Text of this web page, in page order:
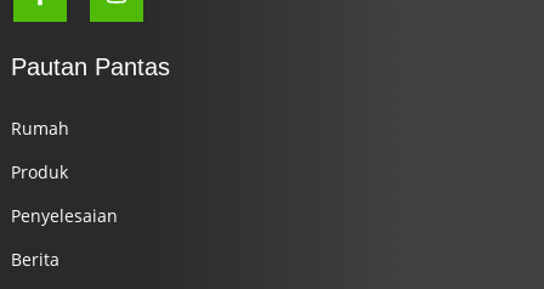
Pautan Pantas
Rumah
Produk
Penyelesaian
Berita